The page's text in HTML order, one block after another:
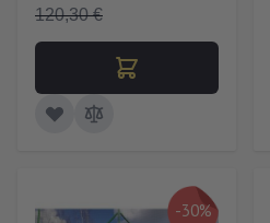
120,30 €
-30%